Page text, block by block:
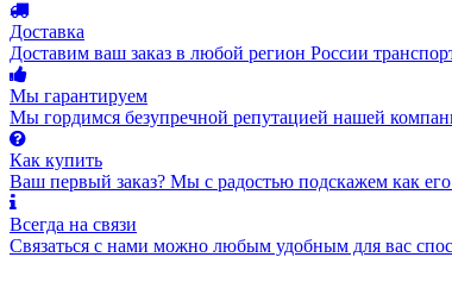
Доставка
Доставим ваш заказ в любой регион России
Мы гарантируем
Мы гордимся безупречной репутацией нашей
Как купить
Ваш первый заказ? Мы с радостью подскажем как
Всегда на связи
Связаться с нами можно любым удобным для вас